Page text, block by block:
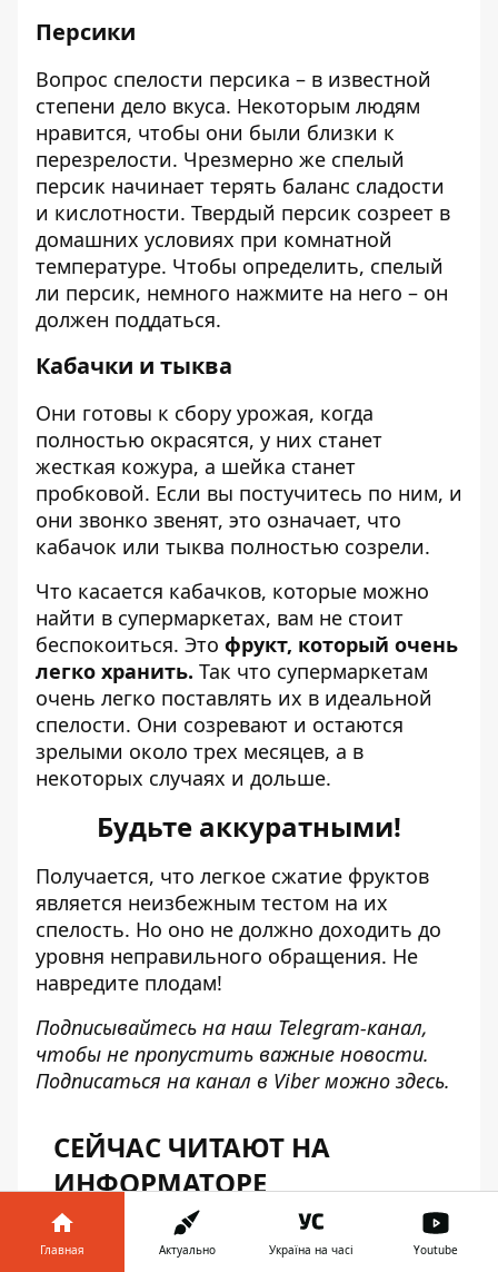
Персики
Вопрос спелости персика – в известной
степени дело вкуса. Некоторым людям
нравится, чтобы они были близки к
перезрелости. Чрезмерно же спелый
персик начинает терять баланс сладости
и кислотности. Твердый персик созреет в
домашних условиях при комнатной
температуре. Чтобы определить, спелый
ли персик, немного нажмите на него – он
должен поддаться.
Кабачки и тыква
Они готовы к сбору урожая, когда
полностью окрасятся, у них станет
жесткая кожура, а шейка станет
пробковой. Если вы постучитесь по ним, и
они звонко звенят, это означает, что
кабачок или тыква полностью созрели.
Что касается кабачков, которые можно
найти в супермаркетах, вам не стоит
беспокоиться. Это фрукт, который очень
легко хранить. Так что супермаркетам
очень легко поставлять их в идеальной
спелости. Они созревают и остаются
зрелыми около трех месяцев, а в
некоторых случаях и дольше.
Будьте аккуратными!
Получается, что легкое сжатие фруктов
является неизбежным тестом на их
спелость. Но оно не должно доходить до
уровня неправильного обращения. Не
навредите плодам!
Подписывайтесь на наш Telegram-канал,
чтобы не пропустить важные новости.
Подписаться на канал в Viber можно здесь.
СЕЙЧАС ЧИТАЮТ НА
ИНФОРМАТОРЕ
Главная Актуально Україна на часі Youtube